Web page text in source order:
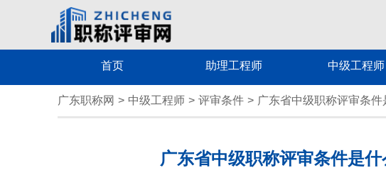
首页 助理工程师 中级工程师
广东职称网 > 中级工程师 > 评审条件 > 广东省中级职称评审条
广东省中级职称评审条件是